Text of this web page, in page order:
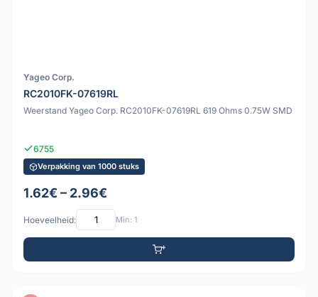
Yageo Corp.
RC2010FK-07619RL
Weerstand Yageo Corp. RC2010FK-07619RL 619 Ohms 0.75W SMD
6755
Verpakking van 1000 stuks
1.62€ – 2.96€
Hoeveelheid: Min: 1